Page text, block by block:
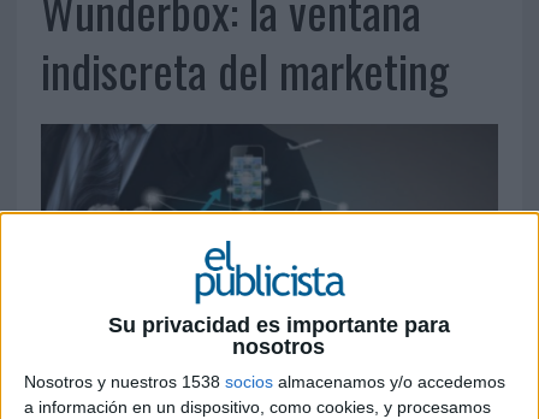
Su privacidad es importante para
nosotros
Nosotros y nuestros 1538 socios almacenamos y/o accedemos
a información en un dispositivo, como cookies, y procesamos
indiscreta del marketing